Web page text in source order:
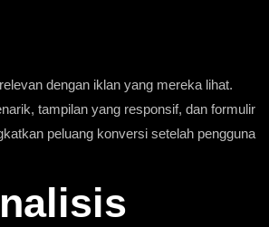
dengan iklan yang mereka lihat.
tampilan yang responsif, dan formulir
peluang konversi setelah pengguna